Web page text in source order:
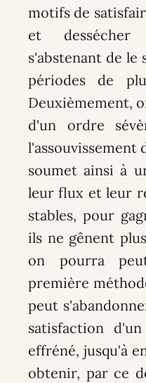
motifs de
et
s'abstenant de le
périodes de
Deuxièmement,
d'un ordre
l'assouvissement
soumet ainsi à
leur flux et leur
stables, pour
ils ne gênent
on pourra
première
peut
satisfaction
effréné, jusqu'à
obtenir, par ce